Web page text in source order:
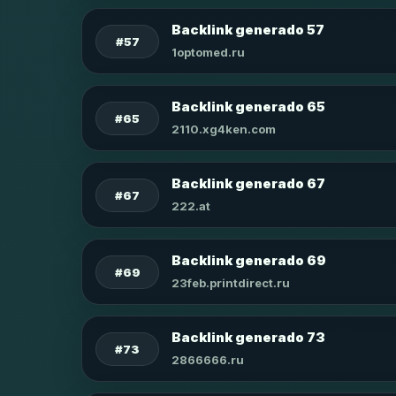
#57
Backlink generado 57
1optomed.ru
#65
Backlink generado 65
2110.xg4ken.com
#67
Backlink generado 67
222.at
#69
Backlink generado 69
23feb.printdirect.ru
#73
Backlink generado 73
2866666.ru